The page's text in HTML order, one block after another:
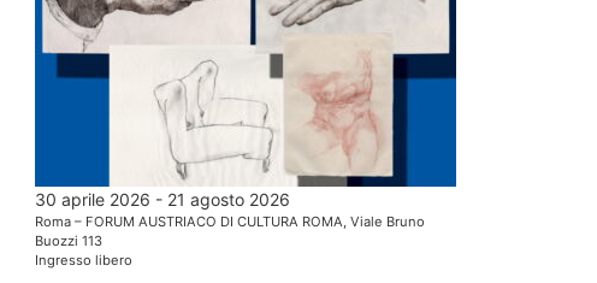
30 aprile 2026 - 21 agosto 2026
Roma – FORUM AUSTRIACO DI CULTURA ROMA, Viale Bruno
Buozzi 113
Ingresso libero